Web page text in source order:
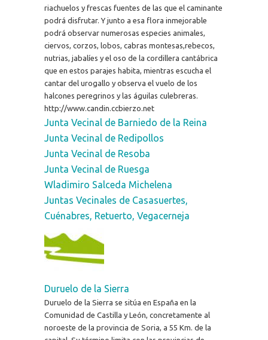
riachuelos y frescas fuentes de las que el caminante
podrá disfrutar. Y junto a esa flora inmejorable
podrá observar numerosas especies animales,
ciervos, corzos, lobos, cabras montesas,rebecos,
nutrias, jabalíes y el oso de la cordillera cantábrica
que en estos parajes habita, mientras escucha el
cantar del urogallo y observa el vuelo de los
halcones peregrinos y las águilas culebreras.
http://www.candin.ccbierzo.net
Junta Vecinal de Barniedo de la Reina
Junta Vecinal de Redipollos
Junta Vecinal de Resoba
Junta Vecinal de Ruesga
Wladimiro Salceda Michelena
Juntas Vecinales de Casasuertes,
Cuénabres, Retuerto, Vegacerneja
Duruelo de la Sierra
Duruelo de la Sierra se sitúa en España en la
Comunidad de Castilla y León, concretamente al
noroeste de la provincia de Soria, a 55 Km. de la